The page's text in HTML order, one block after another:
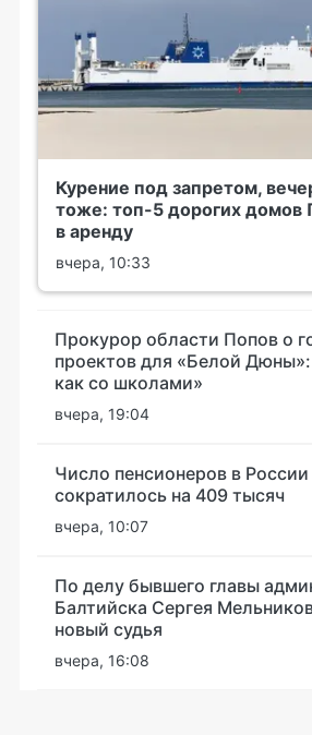
Курение под запретом,
тоже: топ-5 дорогих домов
в аренду
вчера, 10:33
Прокурор области Попов о
проектов для «Белой
как со школами»
вчера, 19:04
Число пенсионеров в России
сократилось на 409 тысяч
вчера, 10:07
По делу бывшего главы
Балтийска Сергея
новый судья
вчера, 16:08